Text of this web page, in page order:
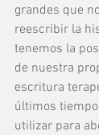
grandes que
reescribir la
tenemos la
de nuestra
escritura
últimos
utilizar para